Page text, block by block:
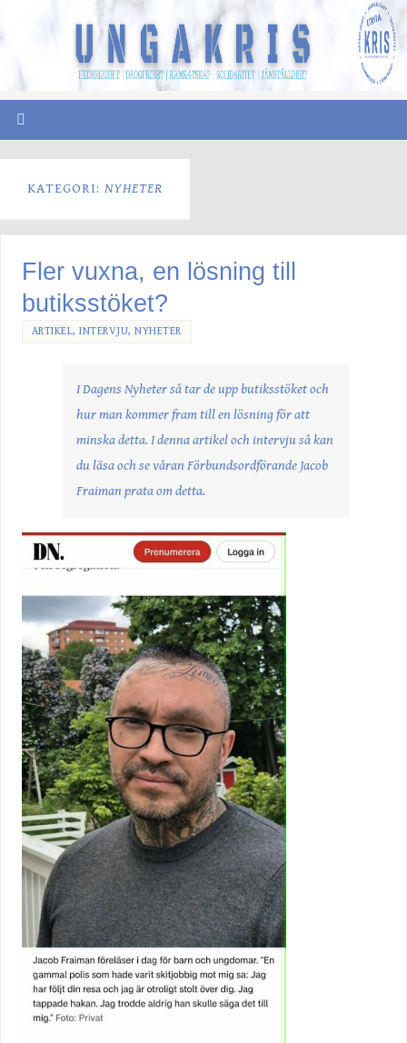
KATEGORI: NYHETER
Fler vuxna, en lösning till
butiksstöket?
ARTIKEL,INTERVJU,NYHETER
I Dagens Nyheter så tar de upp butiksstöket och
hur man kommer fram till en lösning för att
minska detta. I denna artikel och intervju så kan
du läsa och se våran Förbundsordförande Jacob
Fraiman prata om detta.